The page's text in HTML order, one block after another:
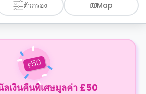
ตัวกรอง Map
£50
ลเงินคืนพิเศษมูลค่า £50